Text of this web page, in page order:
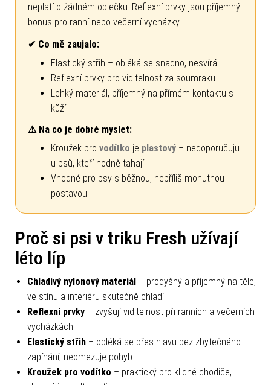
neplatí o žádném oblečku. Reflexní prvky jsou příjemný
bonus pro ranní nebo večerní vycházky.
✔ Co mě zaujalo:
Elastický střih – obléká se snadno, nesvírá
Reflexní prvky pro viditelnost za soumraku
Lehký materiál, příjemný na přímém kontaktu s
kůží
⚠ Na co je dobré myslet:
Kroužek pro vodítko je plastový – nedoporučuju
u psů, kteří hodně tahají
Vhodné pro psy s běžnou, nepříliš mohutnou
postavou
Proč si psi v triku Fresh užívají
léto líp
Chladivý nylonový materiál – prodyšný a příjemný na těle,
ve stínu a interiéru skutečně chladí
Reflexní prvky – zvyšují viditelnost při ranních a večerních
vycházkách
Elastický střih – obléká se přes hlavu bez zbytečného
zapínání, neomezuje pohyb
Kroužek pro vodítko – praktický pro klidné chodiče,